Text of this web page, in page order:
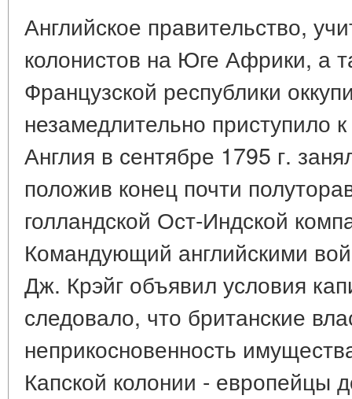
Английское правительство,
колонистов на Юге Африки, а
Французской республики
незамедлительно приступило
Англия в сентябре 1795 г.
положив конец почти
голландской Ост-Индской
Командующий английскими
Дж. Крэйг объявил условия
следовало, что британские
неприкосновенность
Капской колонии - европейцы